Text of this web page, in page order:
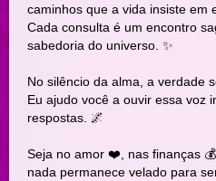
caminhos que a vida insiste em
Cada consulta é um encontro
sabedoria do universo. ✨
No silêncio da alma, a verdade
Eu ajudo você a ouvir essa voz
respostas. 🌌
Seja no amor ❤️, nas finanças
nada permanece velado para